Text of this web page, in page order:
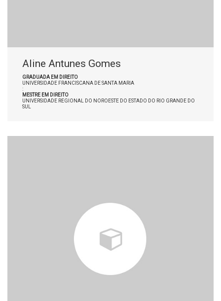
Aline Antunes Gomes
GRADUADA EM DIREITO
UNIVERSIDADE FRANCISCANA DE SANTA MARIA
:
MESTRE EM DIREITO
UNIVERSIDADE REGIONAL DO NOROESTE DO ESTADO DO RIO GRANDE DO
SUL